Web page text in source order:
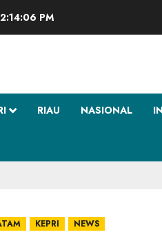
PM
RIAU NASIONAL
KEPRI NEWS